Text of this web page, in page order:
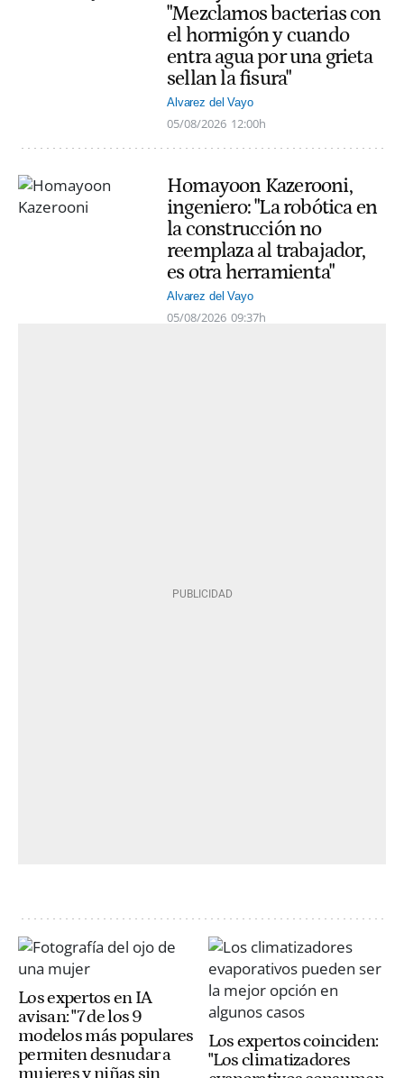
"Mezclamos bacterias con
el hormigón y cuando
entra agua por una grieta
sellan la fisura"
Alvarez del Vayo
05/08/2026 12:00h
Homayoon Kazerooni,
ingeniero: "La robótica en
la construcción no
reemplaza al trabajador,
es otra herramienta"
Alvarez del Vayo
05/08/2026 09:37h
Los expertos en IA
avisan: "7 de los 9
modelos más populares
permiten desnudar a
mujeres y niñas sin
Los expertos coinciden:
"Los climatizadores